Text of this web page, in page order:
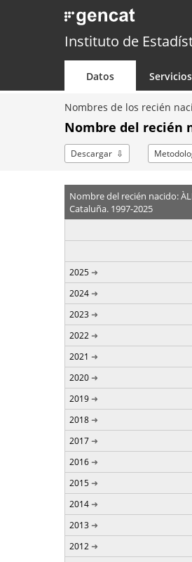
Instituto de
Datos Servicios
Nombres de los recién
Nombre del recién
Descargar
Nombre del recién nacido:
Cataluña. 1997-2025
2025
2024
2023
2022
2021
2020
2019
2018
2017
2016
2015
2014
2013
2012